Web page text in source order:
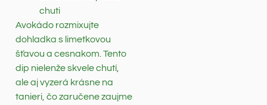
chuti
Avokádo rozmixujte
dohladka s limetkovou
šťavou a cesnakom. Tento
dip nielenže skvele chutí,
ale aj vyzerá krásne na
tanieri, čo zaručene zaujme